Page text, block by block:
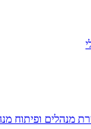
מנהלים ופיתוח